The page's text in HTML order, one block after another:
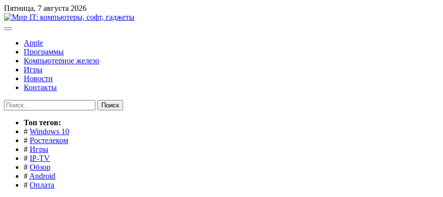
Перейти
к
содержимому
Пятница, 7 августа 2026
Apple
Программы
Компьютерное железо
Игры
Новости
Контакты
Найти:
Toп тегов:
# Windows 10
# Ростелеком
# Игры
# IP-TV
# Обзор
# Android
# Оплата